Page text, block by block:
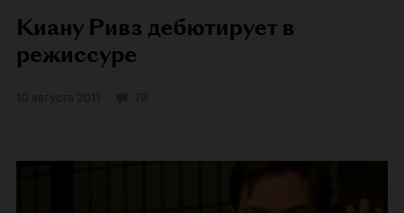
Киану Ривз дебютирует в
режиссуре